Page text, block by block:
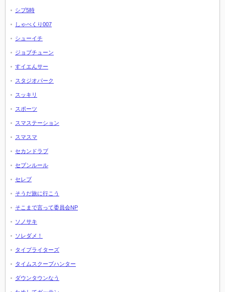
シブ5時
しゃべくり007
シューイチ
ジョブチューン
すイエんサー
スタジオパーク
スッキリ
スポーツ
スマステーション
スマスマ
セカンドラブ
セブンルール
セレブ
そうだ旅に行こう
そこまで言って委員会NP
ソノサキ
ソレダメ！
タイプライターズ
タイムスクープハンター
ダウンタウンなう